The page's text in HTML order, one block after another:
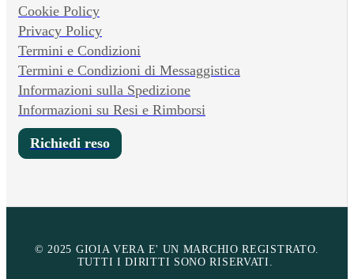
Cookie Policy
Privacy Policy
Termini e Condizioni
Termini e Condizioni di Messaggistica
Informazioni sulla Spedizione
Informazioni su Resi e Rimborsi
Richiedi reso
© 2025 GIOIA VERA E' UN MARCHIO REGISTRATO.
TUTTI I DIRITTI SONO RISERVATI.